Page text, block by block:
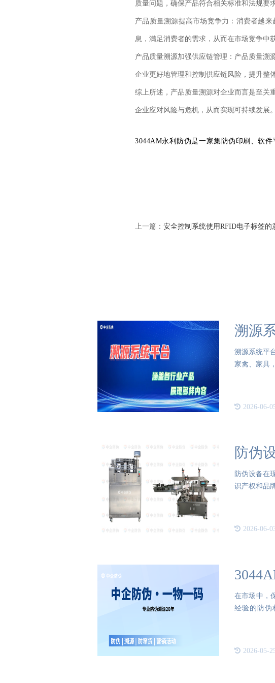
质量问题，确保产品符合相关标准和法规要求
产品质量溯源提高市场竞争力：消费者越
息，满足消费者的需求，从而在市场竞争中
产品质量溯源加强供应链管理：产品质量溯
企业更好地管理和控制供应链风险，提升整
综上所述，产品质量溯源对企业而言是至关
企业应对风险与危机，从而实现可持续发展。
3044AM永利防伪是一家集防伪印刷、软
上一篇： 安全控制系统使用RFID电子标签的
溯源
溯源系统平
家禽、家具
2026-06-
防伪
防伪设备在
识产权和品
2026-06-
在市场中，
经验的防伪
2026-05-